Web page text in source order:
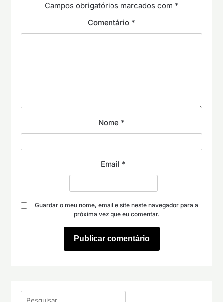
Campos obrigatórios marcados com *
Comentário *
Nome *
Email *
Guardar o meu nome, email e site neste navegador para a
próxima vez que eu comentar.
Pesquisar